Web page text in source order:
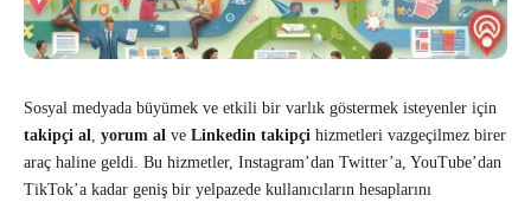
Sosyal medyada büyümek ve etkili bir varlık göstermek isteyenler için
takipçi al, yorum al ve Linkedin takipçi hizmetleri vazgeçilmez birer
araç haline geldi. Bu hizmetler, Instagram’dan Twitter’a, YouTube’dan
TikTok’a kadar geniş bir yelpazede kullanıcıların hesaplarını